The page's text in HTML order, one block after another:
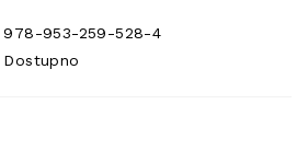
978-953-259-528-4
Dostupno